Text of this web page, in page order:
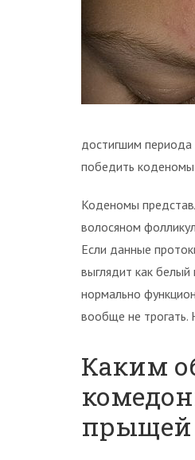
достигшим периода
победить
Коденомы
волосяном
Если данные
выглядит как
нормально
вообще не трогать.
Каким
прыщей